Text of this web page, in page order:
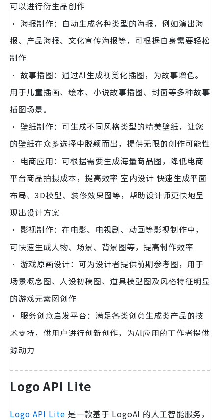
可以进行衍生品创作
· 海报制作：自动生成各种类型的海报，例如演出海
报、产品海报、文化宣传海报等，可根据自身需要轻松
制作
· 故事插图：通过AI生成视觉化插图，为故事增色。
用于儿童插画、绘本、小说故事插图、封面等多种故事
插图场景。
· 壁纸制作：可生成不同风格类型的精美壁纸，让您
的壁纸在众多选择中脱颖而出，提供无限的创作可能性
· 电商应用：可根据需要生成海量商品图，降低电商
平台商品拍摄成本，提高效率 室内设计 快速生成平面
布局、3D模型、装修效果图等，帮助设计师更快地呈
现出设计方案
· 影视制作：在电影、电视剧、动画等影视制作中，
可快速生成人物、场景、背景图等，提高制作效率
· 游戏原画设计：可为设计者提供前期参考图，用于
场景概念图、人设初稿图、道具模型图及风格特征明显
的游戏元素图创作
· 服务创意启发平台：满足各类创意生成类产品的技
术支持，供用户进行创新创作，为Al应用的工作者提供
源动力
Logo API Lite
Logo API Lite 是一款基于 LogoAI 的人工智能服务，